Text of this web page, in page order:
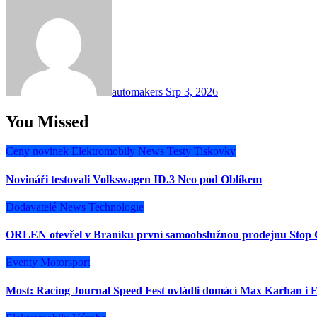
automakers Srp 3, 2026
You Missed
Ceny novinek Elektromobily News Testy Tiskovky
Novináři testovali Volkswagen ID.3 Neo pod Oblíkem
Dodavatelé News Technologie
ORLEN otevřel v Braníku první samoobslužnou prodejnu Stop
Eventy Motorsport
Most: Racing Journal Speed Fest ovládli domácí Max Karhan i